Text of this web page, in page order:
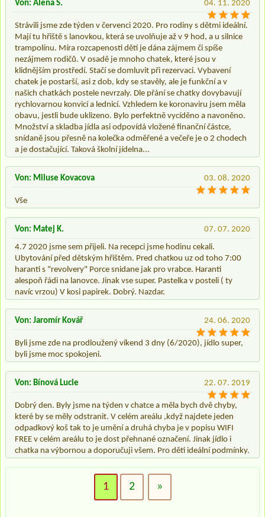
04. 11. 2020
Von: Alena S.
Strávili jsme zde týden v červenci 2020. Pro rodiny s dětmi ideální.
Mají tu hřiště s lanovkou, která se uvolňuje až v 9 hod, a u silnice
trampolínu. Míra rozcapenosti dětí je dána zájmem či spíše
nezájmem rodičů. V osadě je mnoho chatek, které jsou v
klidnějším prostředí. Stačí se domluvit při rezervaci. Vybavení
chatek je postarší, asi z dob, kdy se stavěly, ale je funkční a v
našich chatkách postele nevrzaly. Dle přání se chatky dovybavují
rychlovarnou konvicí a lednicí. Vzhledem ke koronaviru jsem měla
obavu, jestli bude uklizeno. Bylo perfektně vycíděno a navoněno.
Množství a skladba jídla asi odpovídá vložené finanční částce,
snídaně jsou přesně na kolečka odměřené a večeře je o 2 chodech
a je dostačující. Taková školní jídelna...
03. 08. 2020
Von: Miluse Kovacova
Vše
07. 07. 2020
Von: Matej K.
4.7 2020 jsme sem přijeli. Na recepci jsme hodinu cekali.
Ubytování před dětským hřištěm. Pred chatkou uz od toho 7:00
haranti s "revolvery" Porce snidane jak pro vrabce. Haranti
alespoň řádi na lanovce. Jinak vse super. Pastelka v posteli ( ty
navíc vrzou) V kosi papirek. Dobrý. Nazdar.
24. 06. 2020
Von: Jaromír Kovář
Byli jsme zde na prodloužený víkend 3 dny (6/2020), jídlo super,
byli jsme moc spokojeni.
22. 07. 2019
Von: Bínová Lucie
Dobrý den. Byly jsme na týden v chatce a měla bych dvě chyby,
které by se měly odstranit. V celém areálu ,když najdete jeden
odpadkový koš tak to je umění a druhá chyba je v popisu WIFI
FREE v celém areálu to je dost přehnané označení. Jinak jídlo i
chatka na výbornou a doporučuji všem. Pro děti ideální podmínky.
1 2 »